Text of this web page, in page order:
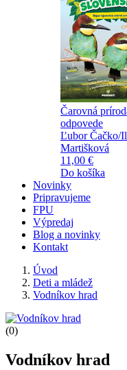
Čarovná
odpovede
Ľubor Čačko/
Martišková
11,00 €
Do košíka
Novinky
Pripravujeme
FPU
Výpredaj
Blog a novinky
Kontakt
Úvod
Deti a mládež
Vodníkov hrad
(0)
Vodníkov hrad